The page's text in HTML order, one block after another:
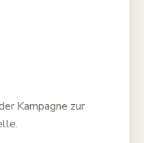
Kampagne zur